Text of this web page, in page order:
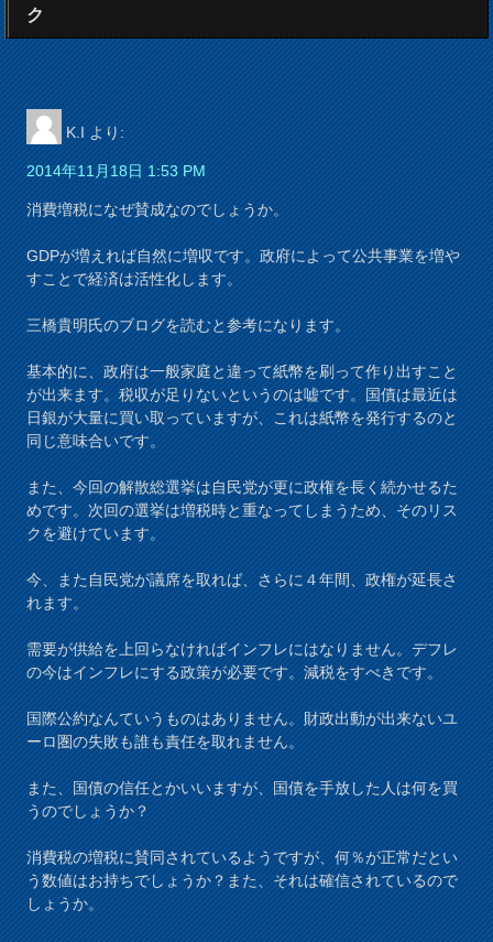
ク
K.I より:
2014年11月18日 1:53 PM
消費増税になぜ賛成なのでしょうか。
GDPが増えれば自然に増収です。政府によって公共事業を増や
すことで経済は活性化します。
三橋貴明氏のブログを読むと参考になります。
基本的に、政府は一般家庭と違って紙幣を刷って作り出すこと
が出来ます。税収が足りないというのは嘘です。国債は最近は
日銀が大量に買い取っていますが、これは紙幣を発行するのと
同じ意味合いです。
また、今回の解散総選挙は自民党が更に政権を長く続かせるた
めです。次回の選挙は増税時と重なってしまうため、そのリス
クを避けています。
今、また自民党が議席を取れば、さらに４年間、政権が延長さ
れます。
需要が供給を上回らなければインフレにはなりません。デフレ
の今はインフレにする政策が必要です。減税をすべきです。
国際公約なんていうものはありません。財政出動が出来ないユ
ーロ圏の失敗も誰も責任を取れません。
また、国債の信任とかいいますが、国債を手放した人は何を買
うのでしょうか？
消費税の増税に賛同されているようですが、何％が正常だとい
う数値はお持ちでしょうか？また、それは確信されているので
しょうか。